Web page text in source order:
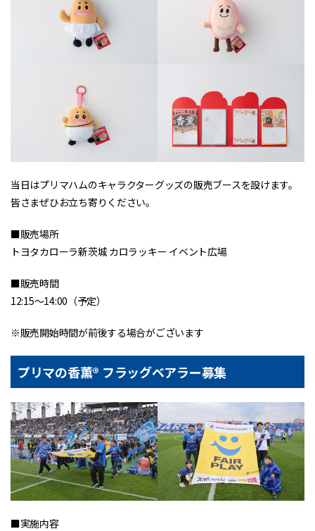
当日はプリマハムのキャラクターグッズの販売ブースを設けます。
皆さまぜひお立ち寄りください。
■販売場所
トヨタカローラ新茨城 カロラッキー イベント広場
■販売時間
12:15～14:00（予定）
※販売開始時間が前後する場合がございます
プリマの香薫® フラッグベアラー募集
■実施内容